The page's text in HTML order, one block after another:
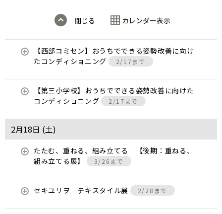
閉じる カレンダー表示
【西部コミセン】おうちでできる姿勢改善に向け
たコンディショニング
2/17まで
【第三小学校】おうちでできる姿勢改善に向けた
コンディショニング
2/17まで
2月18日 (土)
たたむ、重ねる、組み立てる 【後期：重ねる、
組み立てる展】
3/26まで
セキユリヲ テキスタイル展 2/28まで